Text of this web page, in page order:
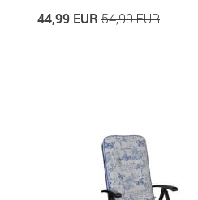
44,99 EUR 54,99 EUR